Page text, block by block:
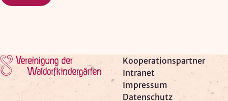
Zur Startseite
Kooperationspartner
Intranet
Impressum
Datenschutz